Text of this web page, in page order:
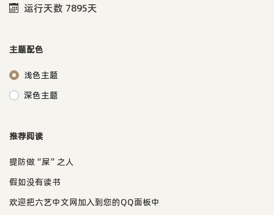
运行天数 7895天
主题配色
浅色主题
深色主题
推荐阅读
提防做“屎”之人
假如没有读书
欢迎把六艺中文网加入到您的QQ面板中